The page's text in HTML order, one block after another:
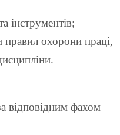
інструментів;
правил охорони праці,
відповідним фахом